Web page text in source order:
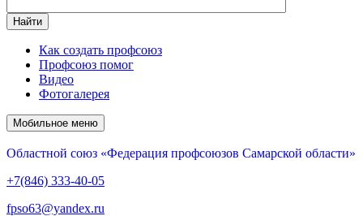
Найти
Как создать профсоюз
Профсоюз помог
Видео
Фотогалерея
Мобильное меню
Областной союз «Федерация профсоюзов Самарской области»
+7(846) 333-40-05
fpso63@yandex.ru